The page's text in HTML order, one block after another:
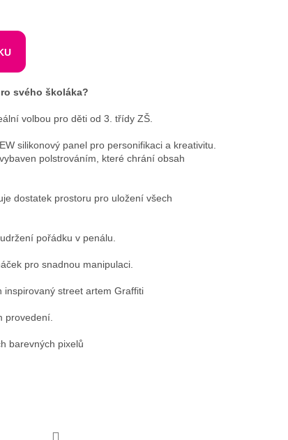
svého školáka?
volbou pro děti od 3. třídy ZŠ.
silikonový panel pro personifikaci a kreativitu.
polstrováním, které chrání obsah
dostatek prostoru pro uložení všech
pořádku v penálu.
pro snadnou manipulaci.
inspirovaný street artem Graffiti
provedení.
barevných pixelů